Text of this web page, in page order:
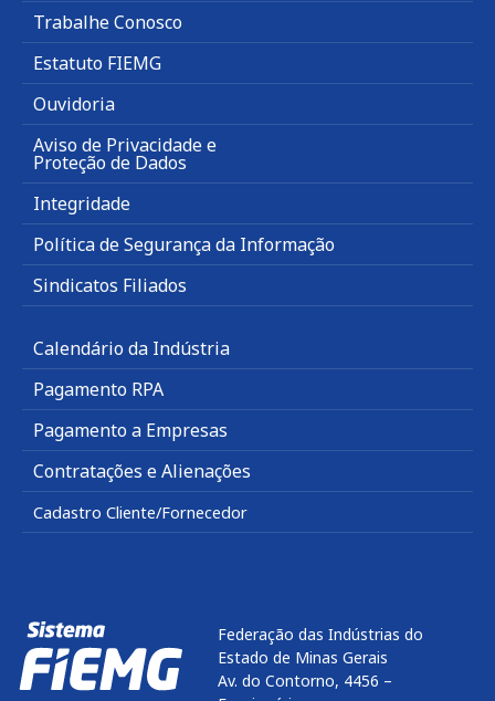
Trabalhe Conosco
Estatuto FIEMG
Ouvidoria
Aviso de Privacidade e
Proteção de Dados
Integridade
Política de Segurança da Informação
Sindicatos Filiados
Calendário da Indústria
Pagamento RPA
Pagamento a Empresas
Contratações e Alienações
Cadastro Cliente/Fornecedor
Federação das Indústrias do
Estado de Minas Gerais
Av. do Contorno, 4456 –